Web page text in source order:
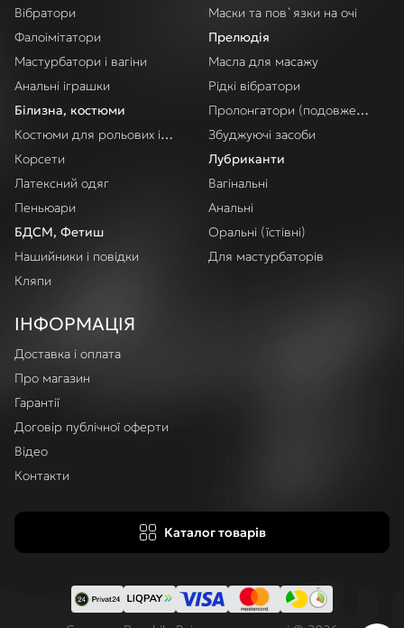
Вібратори
Фалоімітатори
Мастурбатори і вагіни
Анальні іграшки
Білизна, костюми
Костюми для рольових ігор
Корсети
Латексний одяг
Пеньюари
БДСМ, Фетиш
Нашийники і повідки
Кляпи
Маски та пов`язки на очі
Прелюдія
Масла для масажу
Рідкі вібратори
Пролонгатори (подовження
Збуджуючі засоби
Лубриканти
Вагінальні
Анальні
Оральні (їстівні)
Для мастурбаторів
ІНФОРМАЦІЯ
Доставка і оплата
Про магазин
Гарантії
Договір публічної оферти
Відео
Контакти
Каталог товарів